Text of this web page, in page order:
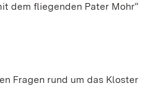
dem fliegenden Pater Mohr“
Fragen rund um das Kloster